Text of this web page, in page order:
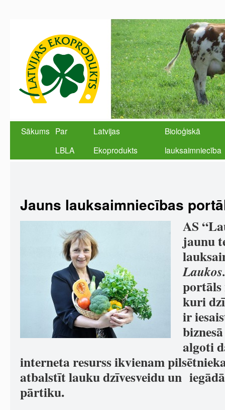
Sākums Par
LBLA
Latvijas
Ekoprodukts
Bioloģiskā
lauksaimniecība
Jauns lauksaimniecības
AS
jaunu
portāls
kuri
ir
algoti
interneta resurss ikvienam
atbalstīt lauku dzīvesveidu un
pārtiku.